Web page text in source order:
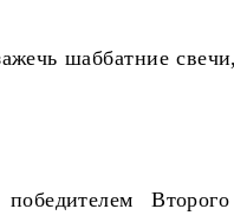
шаббатние